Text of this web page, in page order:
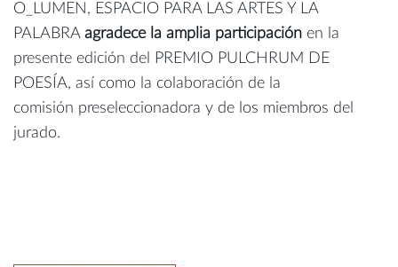
O_LUMEN, ESPACIO PARA LAS ARTES Y LA
PALABRA agradece la amplia participación en la
presente edición del PREMIO PULCHRUM DE
POESÍA, así como la colaboración de la
comisión preseleccionadora y de los miembros del
jurado.